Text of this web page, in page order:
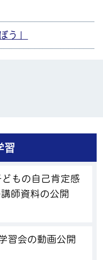
う」
習
もの自己肯定感
師資料の公開
習会の動画公開